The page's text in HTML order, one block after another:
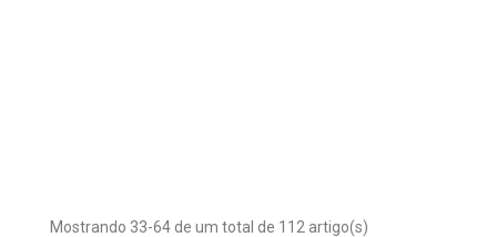
Mostrando 33-64 de um total de 112 artigo(s)